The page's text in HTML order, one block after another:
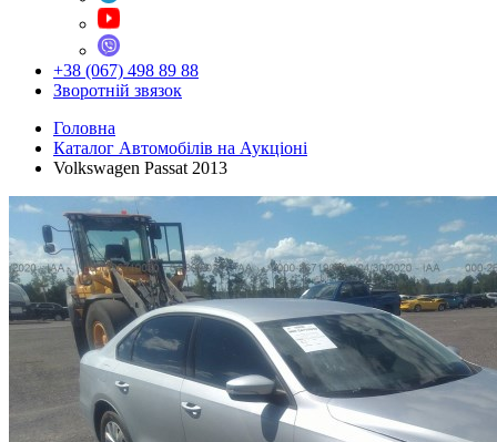
+38 (067) 498 89 88
Зворотній звязок
Головна
Каталог Автомобілів на Аукціоні
Volkswagen Passat 2013